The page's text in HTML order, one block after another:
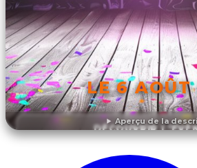
Aperçu de la
LE 6 AOÛT
DÉCOUVRIR